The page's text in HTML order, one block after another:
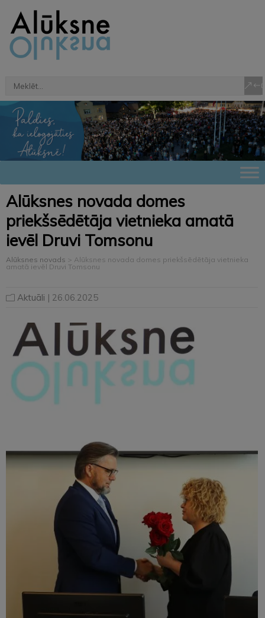
Alūksnes novada domes
priekšsēdētāja vietnieka amatā
ievēl Druvi Tomsonu
Alūksnes novads > Alūksnes novada domes priekšsēdētāja vietnieka
amatā ievēl Druvi Tomsonu
Aktuāli | 26.06.2025